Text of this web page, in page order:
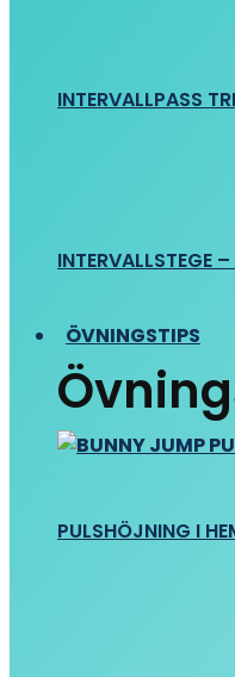
INTERVALLPASS
INTERVALLSTEGE
ÖVNINGSTIPS
PULSHÖJNING I